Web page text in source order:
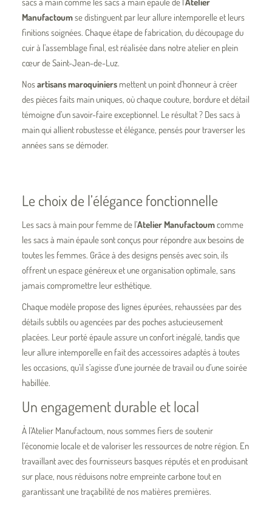
Manufactoumse distinguent par leur allure intemporelle et leurs
finitions soignées. Chaque étape de fabrication, du découpage du
cuir à l’assemblage final, est réalisée dans notre atelier en plein
cœur de Saint-Jean-de-Luz.
Nosartisans maroquiniers mettent un point d’honneur à créer
des pièces faits main uniques, où chaque couture, bordure et détail
témoigne d’un savoir-faire exceptionnel. Le résultat ? Des sacs à
main qui allient robustesse et élégance, pensés pour traverser les
années sans se démoder.
Le choix de l’élégance fonctionnelle
Les sacs à main pour femme de l’Atelier Manufactoumcomme
les sacs à main épaulesont conçus pour répondre aux besoins de
toutes les femmes. Grâce à des designs pensés avec soin, ils
offrent un espace généreux et une organisation optimale, sans
jamais compromettre leur esthétique.
Chaque modèle propose des lignes épurées, rehaussées par des
détails subtils ou agencées par des poches astucieusement
placées. Leur porté épaule assure un confort inégalé, tandis que
leur allure intemporelle en fait des accessoires adaptés à toutes
les occasions, qu’il s’agisse d’une journée de travail ou d’une soirée
habillée.
Un engagement durable et local
À l’Atelier Manufactoum, nous sommes fiers de soutenir
l’économie locale et de valoriser les ressources de notre région. En
travaillant avec des fournisseurs basques réputés et en produisant
sur place, nous réduisons notre empreinte carbone tout en
garantissant une traçabilité de nos matières premières.